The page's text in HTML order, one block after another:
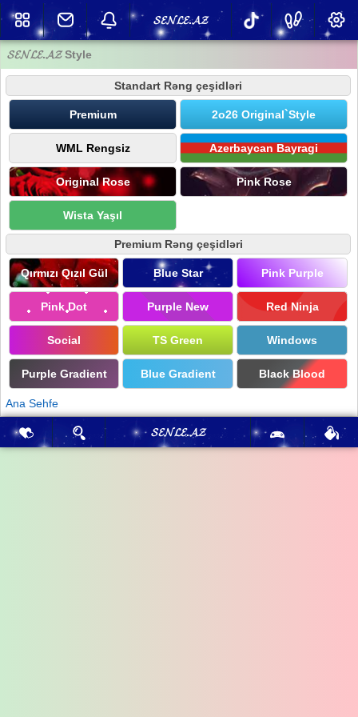
𝓢𝓔𝓝𝓛𝓔.𝓐𝓩
𝓢𝓔𝓝𝓛𝓔.𝓐𝓩 Style
Standart Rəng çeşidləri
Premium 2o26 Original`Style
WML Rengsiz Azerbaycan Bayragi
Original Rose Pink Rose
Wista Yaşıl
Premium Rəng çeşidləri
Qırmızı Qızıl Gül Blue Star Pink Purple
Pink Dot Purple New Red Ninja
Social TS Green Windows
Purple Gradient Blue Gradient Black Blood
Ana Sehfe
𝓢𝓔𝓝𝓛𝓔.𝓐𝓩